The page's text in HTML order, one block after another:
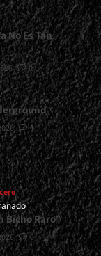
No Es Tan
0
0
Bicho Raro”
0